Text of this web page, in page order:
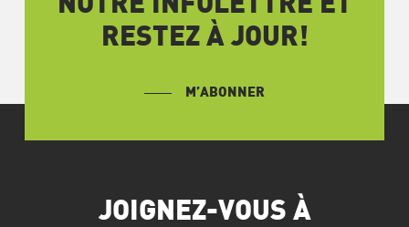
RESTEZ À JOUR!
M’ABONNER
JOIGNEZ-VOUS À